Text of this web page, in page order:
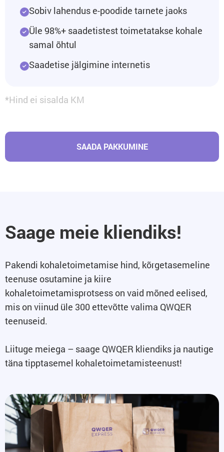
Sobiv lahendus e-poodide tarnete jaoks
Üle 98%+ saadetistest toimetatakse kohale
samal õhtul
Saadetise jälgimine internetis
*Hind ei sisalda KM
SAADA PAKKUMINE
Saage meie kliendiks!
Pakendi kohaletoimetamise hind, kõrgetasemeline
teenuse osutamine ja kiire
kohaletoimetamisprotsess on vaid mõned eelised,
mis on viinud üle 300 ettevõtte valima QWQER
teenuseid.
Liituge meiega – saage QWQER kliendiks ja nautige
täna tipptasemel kohaletoimetamisteenust!